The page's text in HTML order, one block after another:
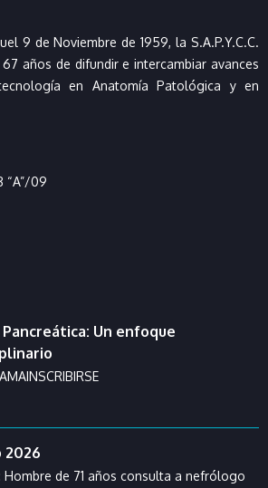
9 de Noviembre de 1959, la S.A.P.Y.C.C.
años de difundir e intercambiar avances
en Anatomía Patológica y en
“A”/09
Un enfoque
2026
Hombre de 71 años consulta a nefrólogo